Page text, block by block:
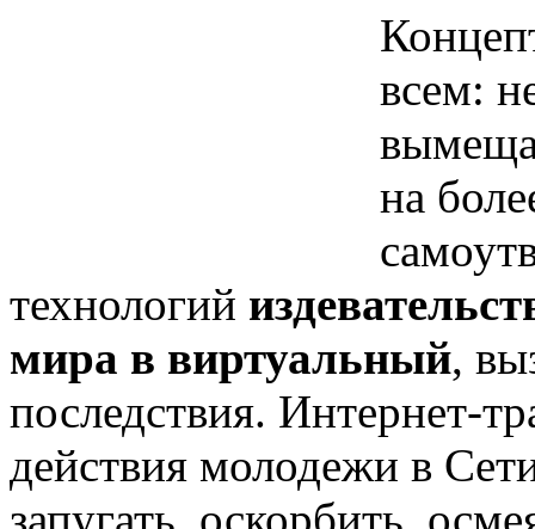
всем:
на
технологий
мира в виртуальный,
последствия. Интернет-
действия молодежи в